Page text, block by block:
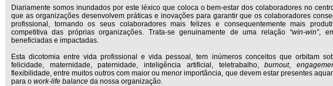
Diariamente somos inundados por este léxico que coloca o bem-estar dos colaboradores no
que as organizações desenvolvem práticas e inovações para garantir que os colaboradores
profissional, tornando os seus colaboradores mais felizes e consequentemente mais
competitiva das próprias organizações. Trata-se genuinamente de uma relação “win-win”,
beneficiadas e impactadas.
Esta dicotomia entre vida profissional e vida pessoal, tem inúmeros conceitos que orbitam
felicidade, maternidade, paternidade, inteligência artificial, teletrabalho,burnout,
flexibilidade, entre muitos outros com maior ou menor importância, que devem estar presentes
para o work-life balance da nossa organização.